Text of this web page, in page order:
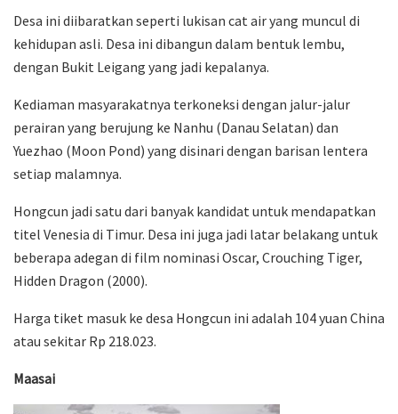
Desa ini diibaratkan seperti lukisan cat air yang muncul di
kehidupan asli. Desa ini dibangun dalam bentuk lembu,
dengan Bukit Leigang yang jadi kepalanya.
Kediaman masyarakatnya terkoneksi dengan jalur-jalur
perairan yang berujung ke Nanhu (Danau Selatan) dan
Yuezhao (Moon Pond) yang disinari dengan barisan lentera
setiap malamnya.
Hongcun jadi satu dari banyak kandidat untuk mendapatkan
titel Venesia di Timur. Desa ini juga jadi latar belakang untuk
beberapa adegan di film nominasi Oscar, Crouching Tiger,
Hidden Dragon (2000).
Harga tiket masuk ke desa Hongcun ini adalah 104 yuan China
atau sekitar Rp 218.023.
Maasai